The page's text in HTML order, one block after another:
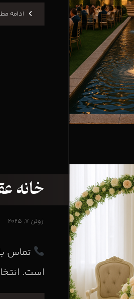
ادامه
خانه
ژوئن ۷, ۲۰۲۵
تماس
است.